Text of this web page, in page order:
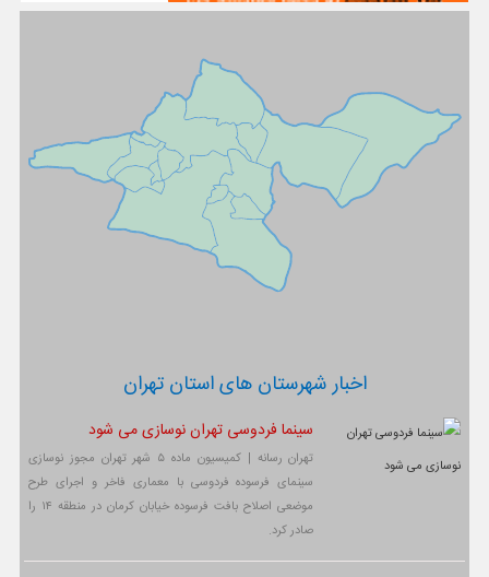
اخبار شهرستان های استان تهران
سینما فردوسی تهران نوسازی می شود
تهران رسانه | کمیسیون ماده ۵ شهر تهران مجوز نوسازی
سینمای فرسوده فردوسی با معماری فاخر و اجرای طرح
موضعی اصلاح بافت فرسوده خیابان کرمان در منطقه ۱۴ را
صادر کرد.